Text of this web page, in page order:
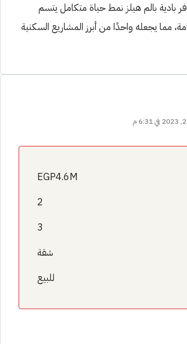
بادية بالم هيلز نمط حياة متكامل يتسم
مما يجعله واحدًا من أبرز المشاريع السكنية
EGP4.6M
2
3
شقة
للبيع